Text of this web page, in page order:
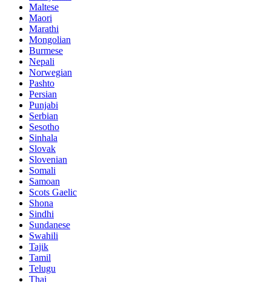
Maltese
Maori
Marathi
Mongolian
Burmese
Nepali
Norwegian
Pashto
Persian
Punjabi
Serbian
Sesotho
Sinhala
Slovak
Slovenian
Somali
Samoan
Scots Gaelic
Shona
Sindhi
Sundanese
Swahili
Tajik
Tamil
Telugu
Thai